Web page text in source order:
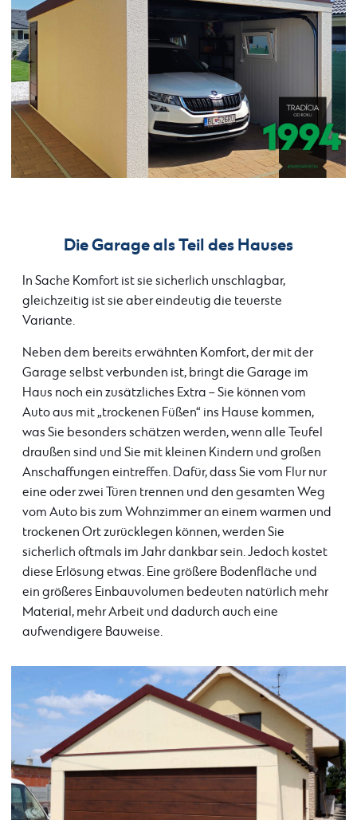
Die Garage als Teil des Hauses
In Sache Komfort ist sie sicherlich unschlagbar,
gleichzeitig ist sie aber eindeutig die teuerste
Variante.
Neben dem bereits erwähnten Komfort, der mit der
Garage selbst verbunden ist, bringt die Garage im
Haus noch ein zusätzliches Extra – Sie können vom
Auto aus mit „trockenen Füßen“ ins Hause kommen,
was Sie besonders schätzen werden, wenn alle Teufel
draußen sind und Sie mit kleinen Kindern und großen
Anschaffungen eintreffen. Dafür, dass Sie vom Flur nur
eine oder zwei Türen trennen und den gesamten Weg
vom Auto bis zum Wohnzimmer an einem warmen und
trockenen Ort zurücklegen können, werden Sie
sicherlich oftmals im Jahr dankbar sein. Jedoch kostet
diese Erlösung etwas. Eine größere Bodenfläche und
ein größeres Einbauvolumen bedeuten natürlich mehr
Material, mehr Arbeit und dadurch auch eine
aufwendigere Bauweise.